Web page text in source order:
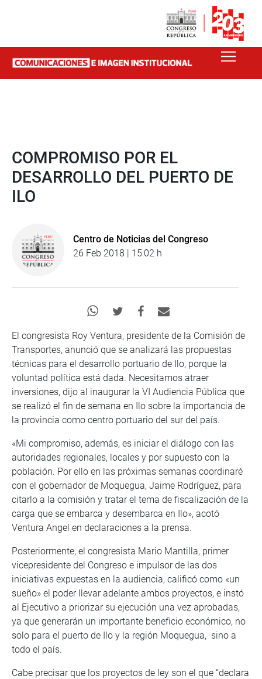
COMPROMISO POR EL
DESARROLLO DEL PUERTO DE
ILO
Centro de Noticias del Congreso
26 Feb 2018 | 15:02 h
El congresista Roy Ventura, presidente de la Comisión de
Transportes, anunció que se analizará las propuestas
técnicas para el desarrollo portuario de Ilo, porque la
voluntad política está dada. Necesitamos atraer
inversiones, dijo al inaugurar la VI Audiencia Pública que
se realizó el fin de semana en Ilo sobre la importancia de
la provincia como centro portuario del sur del país.
«Mi compromiso, además, es iniciar el diálogo con las
autoridades regionales, locales y por supuesto con la
población. Por ello en las próximas semanas coordinaré
con el gobernador de Moquegua, Jaime Rodríguez, para
citarlo a la comisión y tratar el tema de fiscalización de la
carga que se embarca y desembarca en Ilo», acotó
Ventura Angel en declaraciones a la prensa.
Posteriormente, el congresista Mario Mantilla, primer
vicepresidente del Congreso e impulsor de las dos
iniciativas expuestas en la audiencia, calificó como «un
sueño» el poder llevar adelante ambos proyectos, e instó
al Ejecutivo a priorizar su ejecución una vez aprobadas,
ya que generarán un importante beneficio económico, no
solo para el puerto de Ilo y la región Moquegua, sino a
todo el país.
Cabe precisar que los proyectos de ley son el que “declara